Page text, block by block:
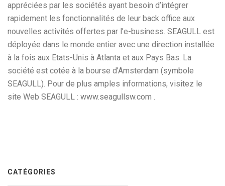
appréciées par les sociétés ayant besoin d’intégrer
rapidement les fonctionnalités de leur back office aux
nouvelles activités offertes par l’e-business. SEAGULL est
déployée dans le monde entier avec une direction installée
à la fois aux Etats-Unis à Atlanta et aux Pays Bas. La
société est cotée à la bourse d’Amsterdam (symbole
SEAGULL). Pour de plus amples informations, visitez le
site Web SEAGULL : www.seagullsw.com .
CATÉGORIES